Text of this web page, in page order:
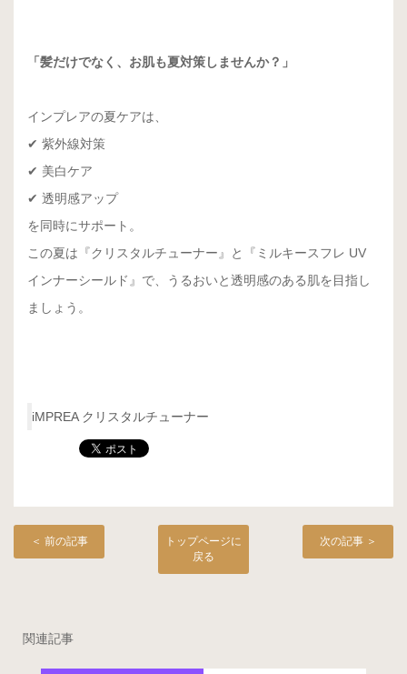
「髪だけでなく、お肌も夏対策しませんか？」
インプレアの夏ケアは、
✔ 紫外線対策
✔ 美白ケア
✔ 透明感アップ
を同時にサポート。
この夏は『クリスタルチューナー』と『ミルキースフレ UV
インナーシールド』で、うるおいと透明感のある肌を目指し
ましょう。
iMPREA クリスタルチューナー
＜ 前の記事
トップページに
戻る
次の記事 ＞
関連記事